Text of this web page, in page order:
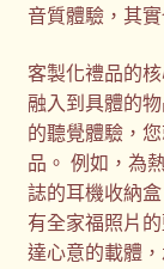
音質體驗，其
客製化禮品的
融入到具體的
的聽覺體驗，
品。 例如，為
誌的耳機收納
有全家福照片
達心意的載體